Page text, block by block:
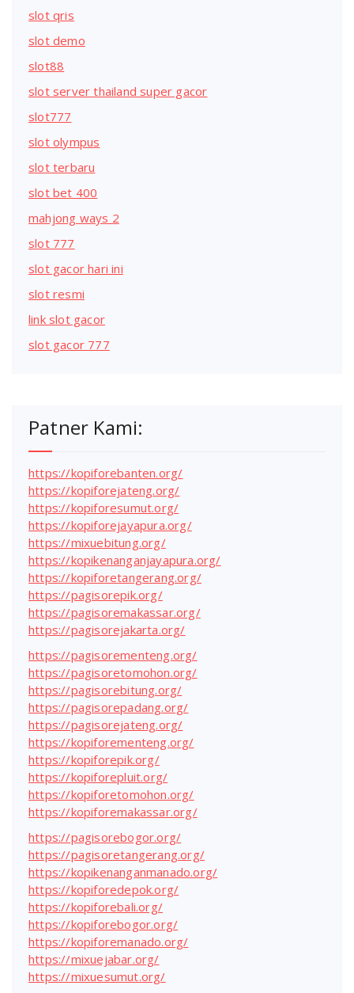
slot qris
slot demo
slot88
slot server thailand super gacor
slot777
slot olympus
slot terbaru
slot bet 400
mahjong ways 2
slot 777
slot gacor hari ini
slot resmi
link slot gacor
slot gacor 777
Patner Kami:
https://kopiforebanten.org/
https://kopiforejateng.org/
https://kopiforesumut.org/
https://kopiforejayapura.org/
https://mixuebitung.org/
https://kopikenanganjayapura.org/
https://kopiforetangerang.org/
https://pagisorepik.org/
https://pagisoremakassar.org/
https://pagisorejakarta.org/
https://pagisorementeng.org/
https://pagisoretomohon.org/
https://pagisorebitung.org/
https://pagisorepadang.org/
https://pagisorejateng.org/
https://kopiforementeng.org/
https://kopiforepik.org/
https://kopiforepluit.org/
https://kopiforetomohon.org/
https://kopiforemakassar.org/
https://pagisorebogor.org/
https://pagisoretangerang.org/
https://kopikenanganmanado.org/
https://kopiforedepok.org/
https://kopiforebali.org/
https://kopiforebogor.org/
https://kopiforemanado.org/
https://mixuejabar.org/
https://mixuesumut.org/